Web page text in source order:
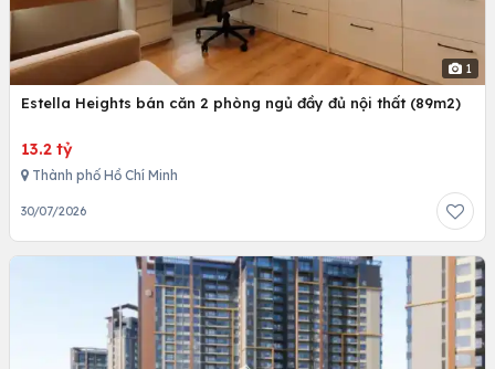
1
Estella Heights bán căn 2 phòng ngủ đầy đủ nội thất (89m2)
13.2 tỷ
Thành phố Hồ Chí Minh
30/07/2026